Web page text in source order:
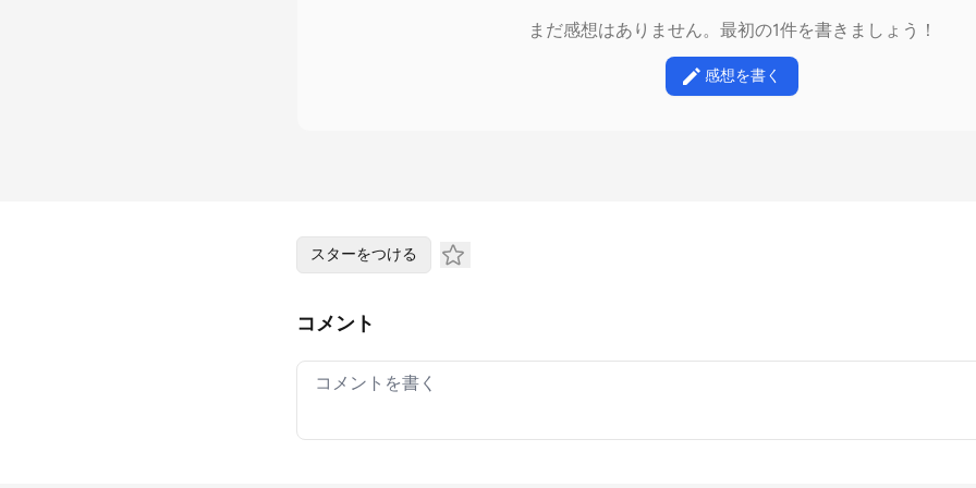
まだ感想はありません。最初の1件を書きましょう！
感想を書く
スターをつける
コメント
Your comment